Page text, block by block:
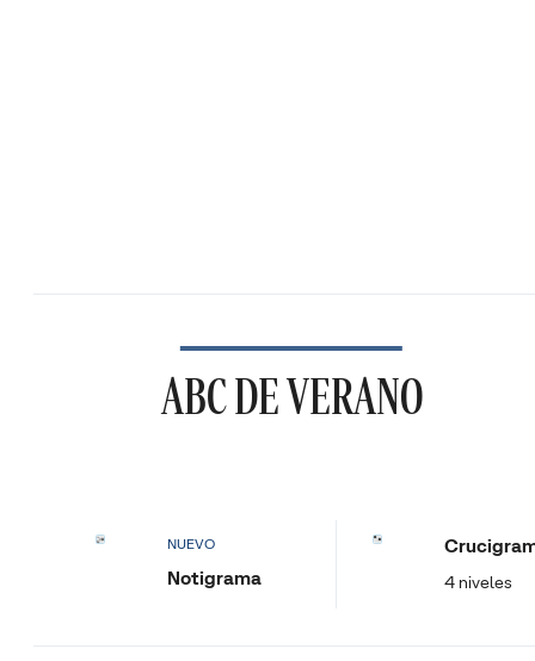
ABC DE VERANO
NUEVO
Notigrama 4 niveles